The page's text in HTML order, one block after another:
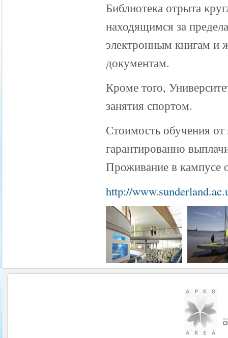
Библиотека отрыта
находящимся за
электронным книгам и
документам.
Кроме того,
занятия спортом.
Стоимость обучения
гарантированно
Проживание в кампусе
http://